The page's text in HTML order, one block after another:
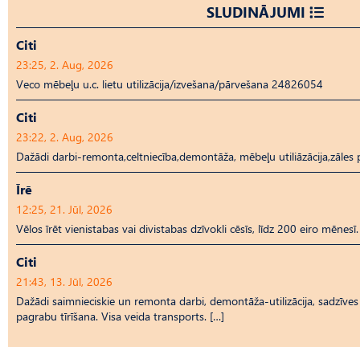
SLUDINĀJUMI
Citi
23:25, 2. Aug, 2026
Veco mēbeļu u.c. lietu utilizācija/izvešana/pārvešana 24826054
Citi
23:22, 2. Aug, 2026
Dažādi darbi-remonta,celtniecība,demontāža, mēbeļu
Īrē
12:25, 21. Jūl, 2026
Vēlos īrēt vienistabas vai divistabas dzīvokli cēsīs, līdz 200 eiro mēnesī.
Citi
21:43, 13. Jūl, 2026
Dažādi saimnieciskie un remonta darbi, demontāža-utilizācija,
pagrabu tīrīšana. Visa veida transports. […]